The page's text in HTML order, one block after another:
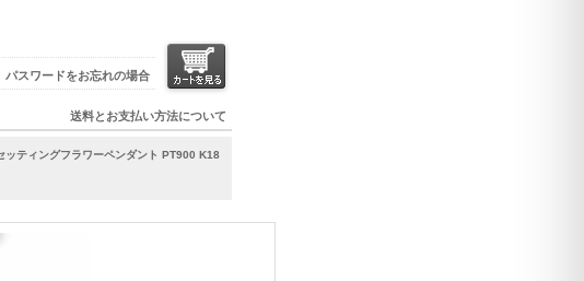
パスワードをお忘れの場合
送料とお支払い方法について
ッティングフラワーペンダント PT900 K18